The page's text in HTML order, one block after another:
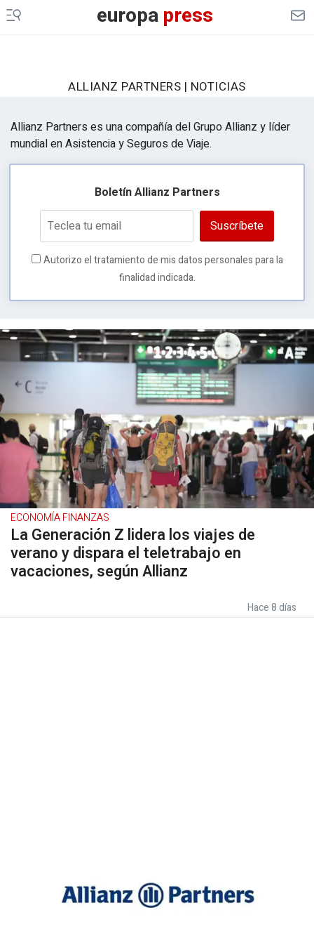
europapress
ALLIANZ PARTNERS | NOTICIAS
Allianz Partners es una compañía del Grupo Allianz y líder
mundial en Asistencia y Seguros de Viaje.
Boletín Allianz Partners
Suscríbete
Autorizo el tratamiento de mis datos personales para la
finalidad indicada.
ECONOMÍA FINANZAS
La Generación Z lidera los viajes de
verano y dispara el teletrabajo en
vacaciones, según Allianz
Hace 8 días